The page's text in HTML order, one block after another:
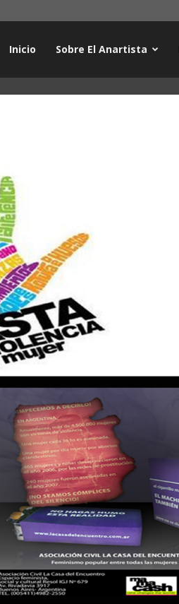
Inicio Sobre El Anartista